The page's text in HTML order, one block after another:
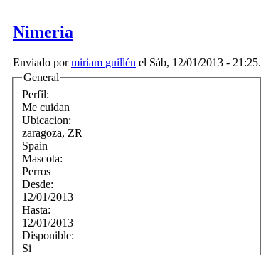
Nimeria
Enviado pormiriam guillén el Sáb, 12/01/2013 - 21:25.
General
Perfil:
Me cuidan
Ubicacion:
zaragoza, ZR
Spain
Mascota:
Perros
Desde:
12/01/2013
Hasta:
12/01/2013
Disponible:
Si